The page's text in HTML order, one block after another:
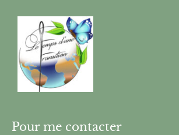
Pour me contacter